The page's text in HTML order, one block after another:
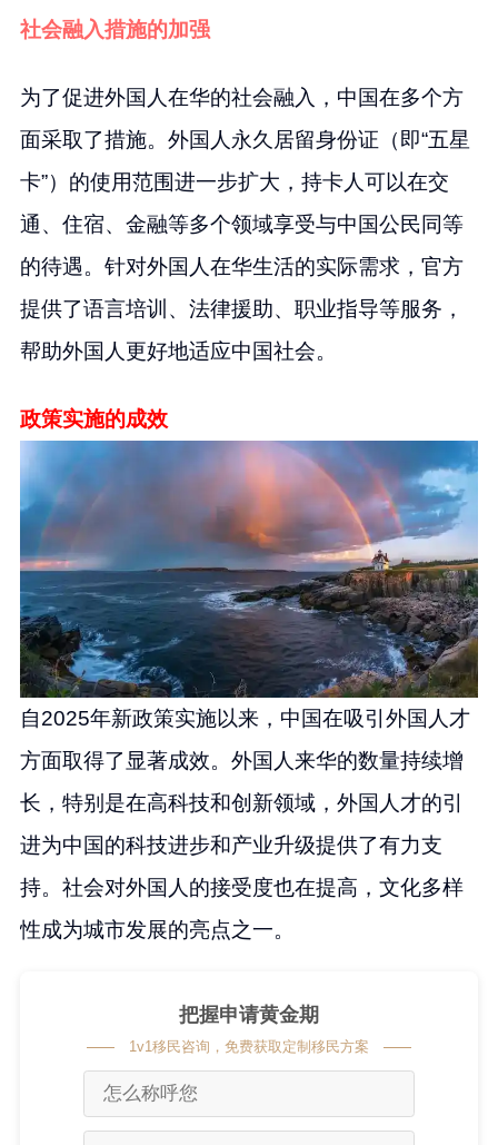
社会融入措施的加强
为了促进外国人在华的社会融入，中国在多个方
面采取了措施。外国人永久居留身份证（即“五星
卡”）的使用范围进一步扩大，持卡人可以在交
通、住宿、金融等多个领域享受与中国公民同等
的待遇。针对外国人在华生活的实际需求，官方
提供了语言培训、法律援助、职业指导等服务，
帮助外国人更好地适应中国社会。
政策实施的成效
自2025年新政策实施以来，中国在吸引外国人才
方面取得了显著成效。外国人来华的数量持续增
长，特别是在高科技和创新领域，外国人才的引
进为中国的科技进步和产业升级提供了有力支
持。社会对外国人的接受度也在提高，文化多样
性成为城市发展的亮点之一。
把握申请黄金期
1v1移民咨询，免费获取定制移民方案